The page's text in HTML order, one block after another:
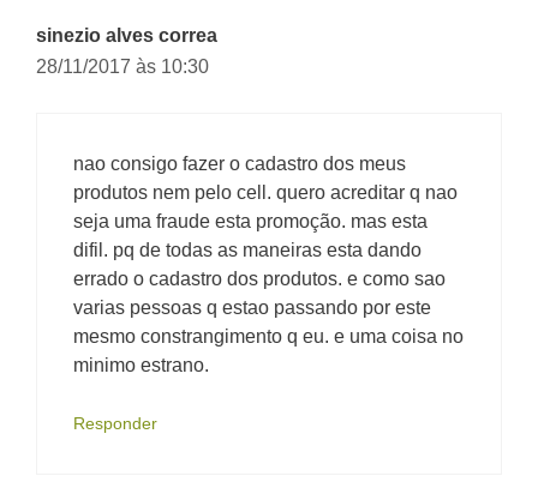
sinezio alves correa
28/11/2017 às 10:30
nao consigo fazer o cadastro dos meus
produtos nem pelo cell. quero acreditar q nao
seja uma fraude esta promoção. mas esta
difil. pq de todas as maneiras esta dando
errado o cadastro dos produtos. e como sao
varias pessoas q estao passando por este
mesmo constrangimento q eu. e uma coisa no
minimo estrano.
Responder